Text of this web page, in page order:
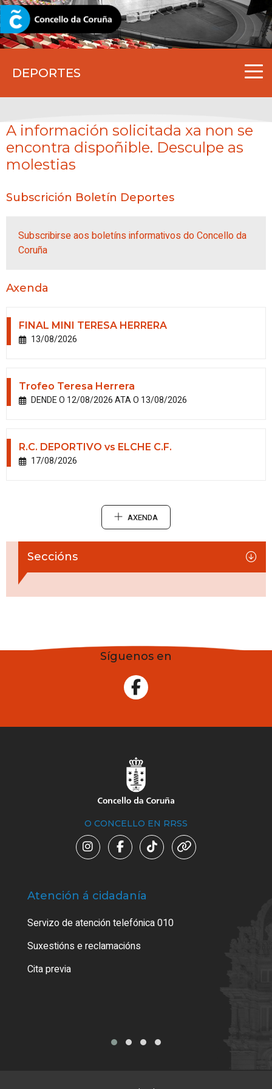
DEPORTES
CORUNA.GAL
A información solicitada xa non se
encontra dispoñible. Desculpe as
molestias
Subscrición Boletín Deportes
Subscribirse aos boletíns informativos do Concello da
Coruña
Axenda
FINAL MINI TERESA HERRERA
13/08/2026
Trofeo Teresa Herrera
DENDE O 12/08/2026 ATA O 13/08/2026
R.C. DEPORTIVO vs ELCHE C.F.
17/08/2026
AXENDA
Seccións
Síguenos en
O CONCELLO EN RRSS
Atención á cidadanía
Servizo de atención telefónica 010
Suxestións e reclamacións
Cita previa